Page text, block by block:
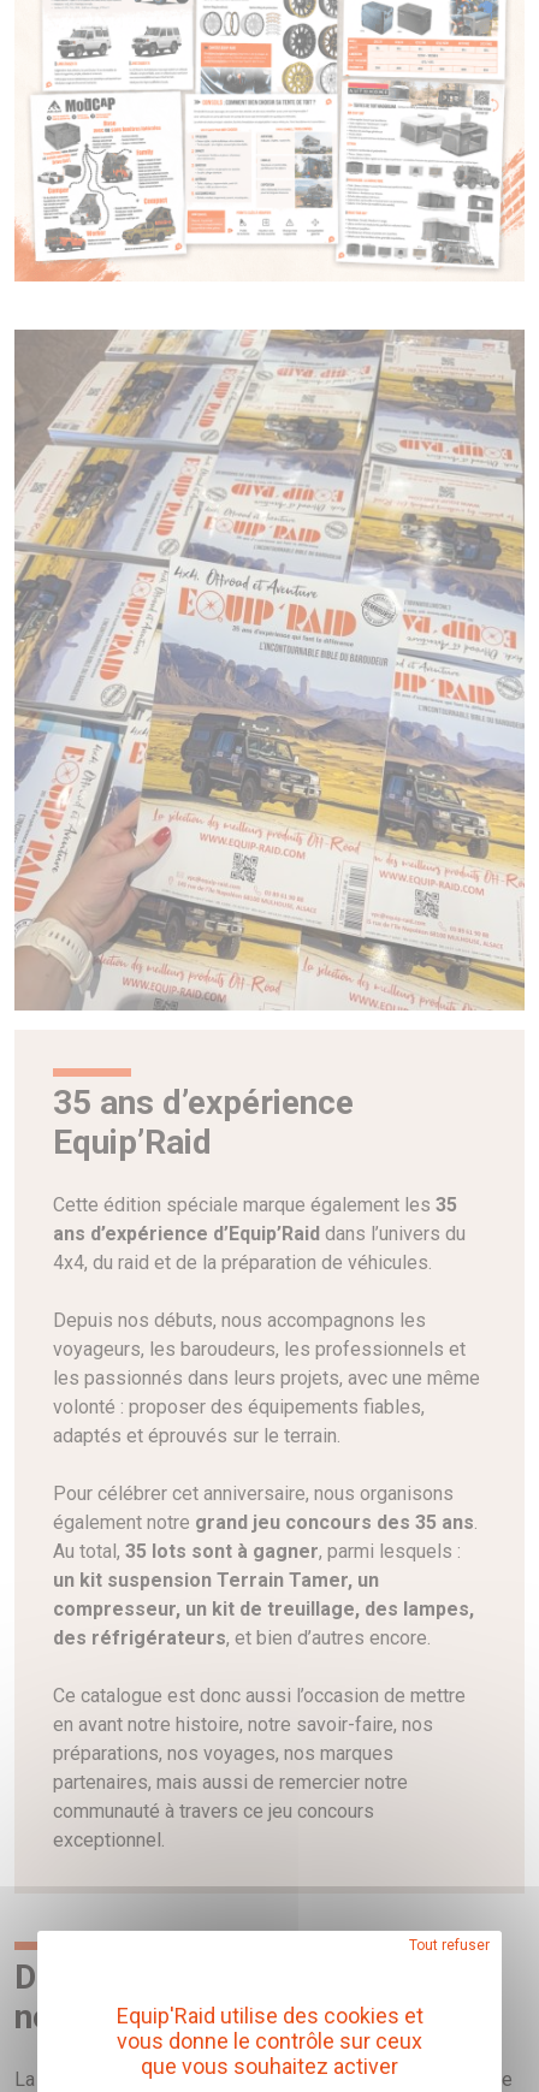
35 ans d’expérience
Equip’Raid
Cette édition spéciale marque également les 35
ans d’expérience d’Equip’Raid dans l’univers du
4x4, du raid et de la préparation de véhicules.
Depuis nos débuts, nous accompagnons les
voyageurs, les baroudeurs, les professionnels et
les passionnés dans leurs projets, avec une même
volonté : proposer des équipements fiables,
adaptés et éprouvés sur le terrain.
Pour célébrer cet anniversaire, nous organisons
également notre grand jeu concours des 35 ans.
Au total, 35 lots sont à gagner, parmi lesquels :
un kit suspension Terrain Tamer, un
compresseur, un kit de treuillage, des lampes,
des réfrigérateurs, et bien d’autres encore.
Ce catalogue est donc aussi l’occasion de mettre
en avant notre histoire, notre savoir-faire, nos
préparations, nos voyages, nos marques
partenaires, mais aussi de remercier notre
communauté à travers ce jeu concours
exceptionnel.
Disponible en kiosque et sur
notre site internet
La Bible du Baroudeur 2026-2027 est disponible au tarif de
Equip'Raid utilise des cookies et
vous donne le contrôle sur ceux
que vous souhaitez activer
Tout refuser